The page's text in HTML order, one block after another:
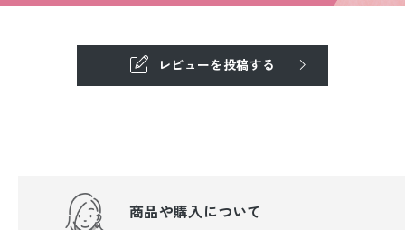
レビューを投稿する
商品や購入について